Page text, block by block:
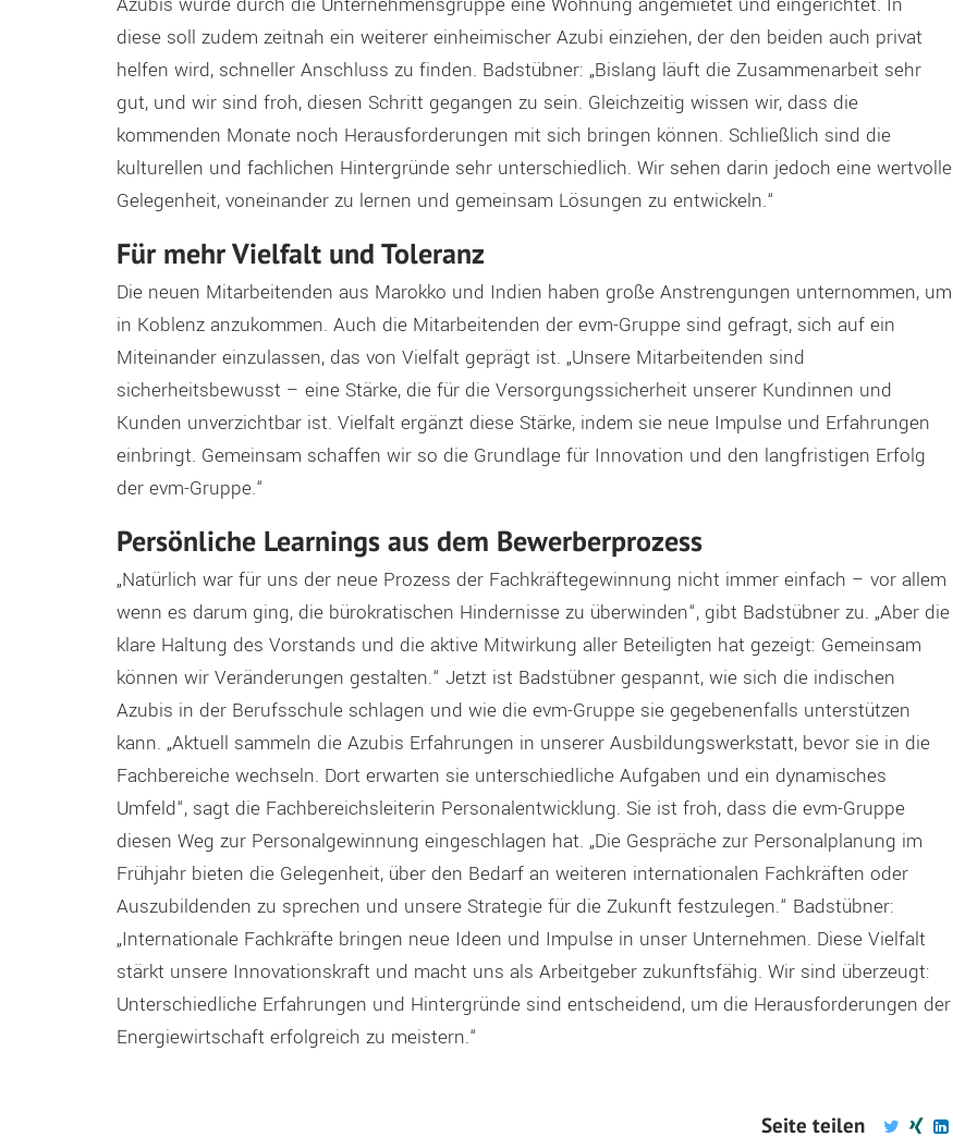
diese soll zudem zeitnah ein weiterer einheimischer Azubi einziehen, der den beiden auch privat
helfen wird, schneller Anschluss zu finden. Badstübner: „Bislang läuft die Zusammenarbeit sehr
gut, und wir sind froh, diesen Schritt gegangen zu sein. Gleichzeitig wissen wir, dass die
kommenden Monate noch Herausforderungen mit sich bringen können. Schließlich sind die
kulturellen und fachlichen Hintergründe sehr unterschiedlich. Wir sehen darin jedoch eine wertvolle
Gelegenheit, voneinander zu lernen und gemeinsam Lösungen zu entwickeln.“
Für mehr Vielfalt und Toleranz
Die neuen Mitarbeitenden aus Marokko und Indien haben große Anstrengungen unternommen, um
in Koblenz anzukommen. Auch die Mitarbeitenden der evm-Gruppe sind gefragt, sich auf ein
Miteinander einzulassen, das von Vielfalt geprägt ist. „Unsere Mitarbeitenden sind
sicherheitsbewusst – eine Stärke, die für die Versorgungssicherheit unserer Kundinnen und
Kunden unverzichtbar ist. Vielfalt ergänzt diese Stärke, indem sie neue Impulse und Erfahrungen
einbringt. Gemeinsam schaffen wir so die Grundlage für Innovation und den langfristigen Erfolg
der evm-Gruppe.“
Persönliche Learnings aus dem Bewerberprozess
„Natürlich war für uns der neue Prozess der Fachkräftegewinnung nicht immer einfach – vor allem
wenn es darum ging, die bürokratischen Hindernisse zu überwinden“, gibt Badstübner zu. „Aber die
klare Haltung des Vorstands und die aktive Mitwirkung aller Beteiligten hat gezeigt: Gemeinsam
können wir Veränderungen gestalten.“ Jetzt ist Badstübner gespannt, wie sich die indischen
Azubis in der Berufsschule schlagen und wie die evm-Gruppe sie gegebenenfalls unterstützen
kann. „Aktuell sammeln die Azubis Erfahrungen in unserer Ausbildungswerkstatt, bevor sie in die
Fachbereiche wechseln. Dort erwarten sie unterschiedliche Aufgaben und ein dynamisches
Umfeld“, sagt die Fachbereichsleiterin Personalentwicklung. Sie ist froh, dass die evm-Gruppe
diesen Weg zur Personalgewinnung eingeschlagen hat. „Die Gespräche zur Personalplanung im
Frühjahr bieten die Gelegenheit, über den Bedarf an weiteren internationalen Fachkräften oder
Auszubildenden zu sprechen und unsere Strategie für die Zukunft festzulegen.“ Badstübner:
„Internationale Fachkräfte bringen neue Ideen und Impulse in unser Unternehmen. Diese Vielfalt
stärkt unsere Innovationskraft und macht uns als Arbeitgeber zukunftsfähig. Wir sind überzeugt:
Unterschiedliche Erfahrungen und Hintergründe sind entscheidend, um die Herausforderungen der
Energiewirtschaft erfolgreich zu meistern.“
Seite teilen